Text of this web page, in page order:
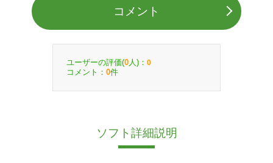
コメント
ユーザーの評価(0 人)： 0
コメント： 0件
ソフト詳細説明